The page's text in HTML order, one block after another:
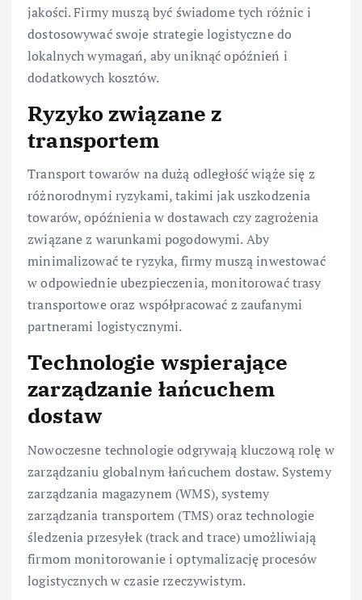
jakości. Firmy muszą być świadome tych różnic i
dostosowywać swoje strategie logistyczne do
lokalnych wymagań, aby uniknąć opóźnień i
dodatkowych kosztów.
Ryzyko związane z
transportem
Transport towarów na dużą odległość wiąże się z
różnorodnymi ryzykami, takimi jak uszkodzenia
towarów, opóźnienia w dostawach czy zagrożenia
związane z warunkami pogodowymi. Aby
minimalizować te ryzyka, firmy muszą inwestować
w odpowiednie ubezpieczenia, monitorować trasy
transportowe oraz współpracować z zaufanymi
partnerami logistycznymi.
Technologie wspierające
zarządzanie łańcuchem
dostaw
Nowoczesne technologie odgrywają kluczową rolę w
zarządzaniu globalnym łańcuchem dostaw. Systemy
zarządzania magazynem (WMS), systemy
zarządzania transportem (TMS) oraz technologie
śledzenia przesyłek (track and trace) umożliwiają
firmom monitorowanie i optymalizację procesów
logistycznych w czasie rzeczywistym.